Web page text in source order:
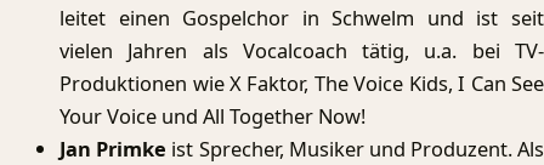
leitet einen Gospelchor in Schwelm und ist seit
vielen Jahren als Vocalcoach tätig, u.a. bei TV-
Produktionen wie X Faktor, The Voice Kids, I Can See
Your Voice und All Together Now!
Jan Primke ist Sprecher, Musiker und Produzent. Als